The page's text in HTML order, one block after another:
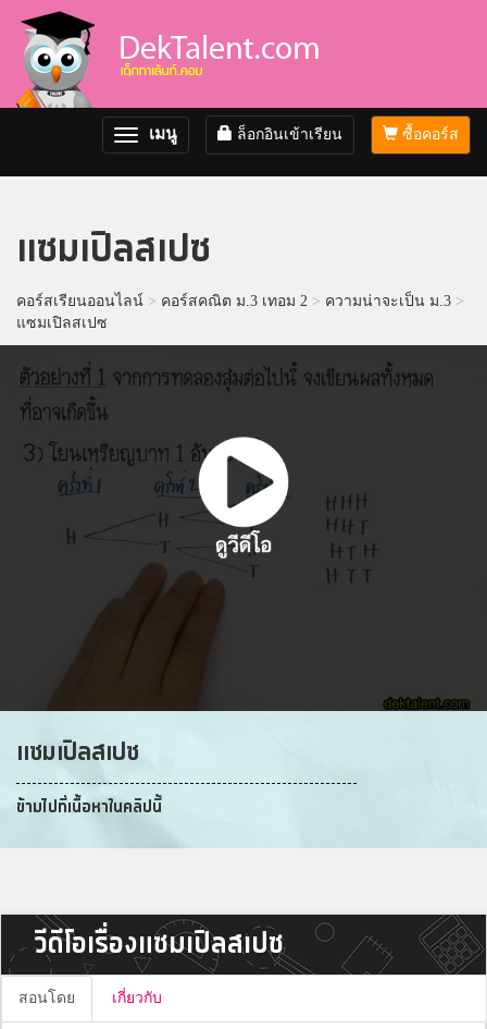
ซื้อคอร์ส
ล็อกอินเข้าเรียน
Toggle
navigation
เมนู
แซมเปิลสเปซ
คอร์สเรียนออนไลน์ > คอร์สคณิต ม.3 เทอม 2 > ความน่าจะเป็น ม.3 >
แซมเปิลสเปซ
แซมเปิลสเปซ
ข้ามไปที่เนื้อหาในคลิปนี้
วีดีโอเรื่องแซมเปิลสเปซ
สอนโดย เกี่ยวกับ